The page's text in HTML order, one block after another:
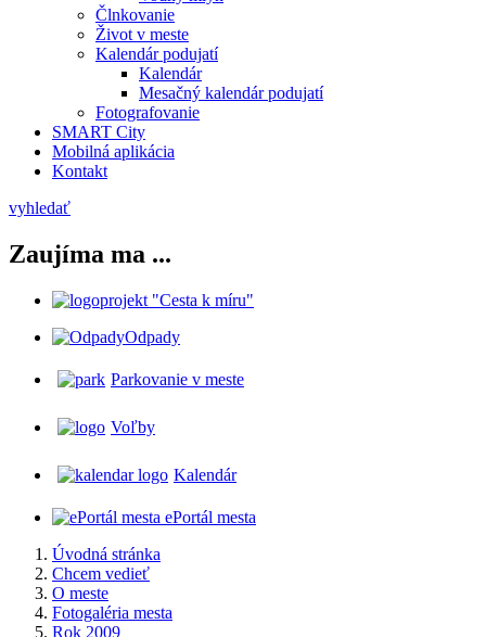
Člnkovanie
Život v meste
Kalendár podujatí
Kalendár
Mesačný kalendár podujatí
Fotografovanie
SMART City
Mobilná aplikácia
Kontakt
vyhledať
Zaujíma ma ...
projekt "Cesta k míru"
Odpady
Parkovanie v meste
Voľby
Kalendár
ePortál mesta
Úvodná stránka
Chcem vedieť
O meste
Fotogaléria mesta
Rok 2009